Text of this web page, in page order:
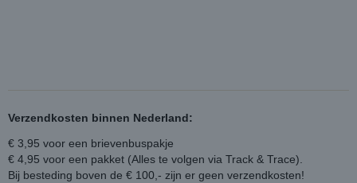
Verzendkosten binnen Nederland:
€ 3,95 voor een brievenbuspakje
€ 4,95 voor een pakket (Alles te volgen via Track & Trace).
Bij besteding boven de € 100,- zijn er geen verzendkosten!